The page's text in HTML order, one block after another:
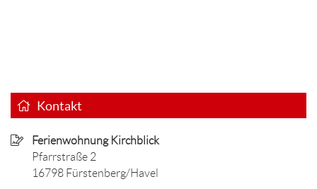
Kontakt
Ferienwohnung Kirchblick
Pfarrstraße 2
16798 Fürstenberg/Havel